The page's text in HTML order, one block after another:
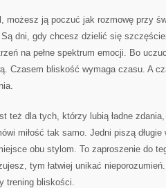
możesz ją poczuć jak rozmowę przy
Są dni, gdy chcesz dzielić się
na pełne spektrum emocji. Bo
Czasem bliskość wymaga czasu. A
też dla tych, którzy lubią ładne
miłość tak samo. Jedni piszą
obu stylom. To zaproszenie do
tym łatwiej unikać
trening bliskości.